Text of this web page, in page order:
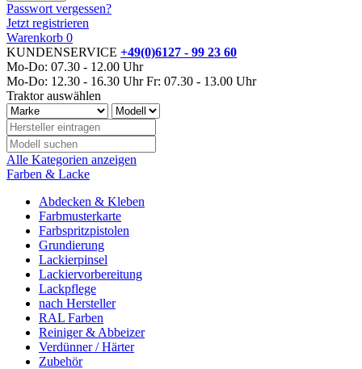
Passwort vergessen?
Jetzt registrieren
Warenkorb 0
KUNDENSERVICE +49(0)6127 - 99 23 60
Mo-Do: 07.30 - 12.00 Uhr
Mo-Do: 12.30 - 16.30 Uhr Fr: 07.30 - 13.00 Uhr
Traktor auswählen
Alle Kategorien anzeigen
Farben & Lacke
Abdecken & Kleben
Farbmusterkarte
Farbspritzpistolen
Grundierung
Lackierpinsel
Lackiervorbereitung
Lackpflege
nach Hersteller
RAL Farben
Reiniger & Abbeizer
Verdünner / Härter
Zubehör